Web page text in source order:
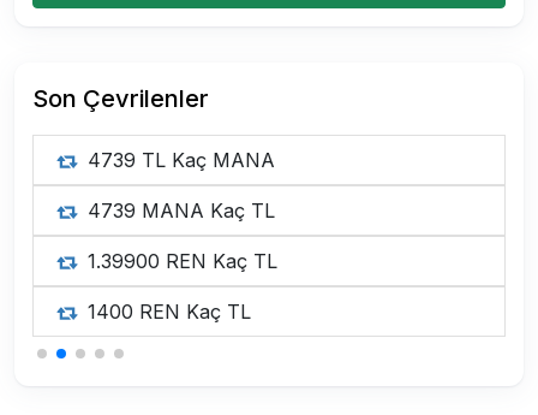
Son Çevrilenler
MANA
Kaç TL
Kaç TL
Kaç TL